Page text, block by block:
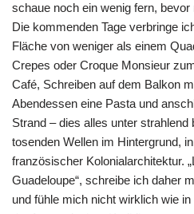
schaue noch ein wenig fern,
Die kommenden Tage verbringe
Fläche von weniger als einem
Crepes oder Croque Monsieur
Café, Schreiben auf dem Balkon
Abendessen eine Pasta und
Strand – dies alles unter strahlend
tosenden Wellen im Hintergrund,
französischer Kolonialarchitektur.
Guadeloupe“, schreibe ich daher
und fühle mich nicht wirklich wie